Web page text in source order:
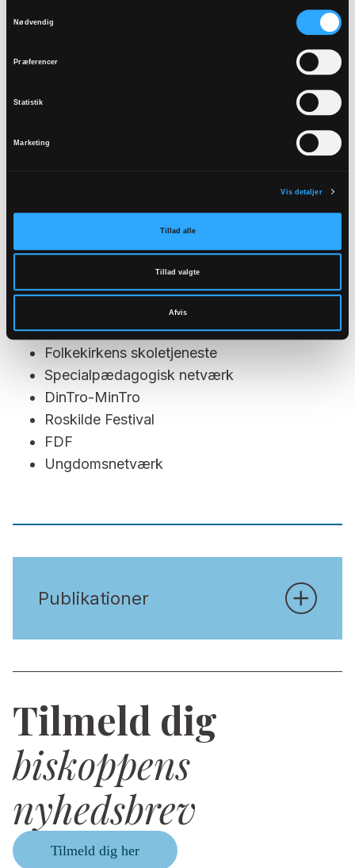
Nødvendig
Præferencer
Statistik
Marketing
Vis detaljer
Tillad alle
Tillad valgte
Afvis
Anne Birgitte Zoëga - sognepræst
kulturmedarbejder
Ulla Pierri Enevoldsen - universitetspræst på
RUC/ sognepræst
Netværk
Konfirmandtræf
Studenternetværk
Folkekirkens skoletjeneste
Specialpædagogisk netværk
DinTro-MinTro
Roskilde Festival
FDF
Ungdomsnetværk
Publikationer
Tilmeld dig
biskoppens
nyhedsbrev
Tilmeld dig her